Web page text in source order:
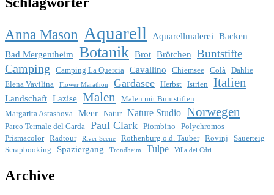
Anna Mason Aquarell Aquarellmalerei
Backen
Bad Mergentheim
Botanik Brot Brötchen Buntstifte
Camping Camping La Quercia Cavallino Chiemsee Colà
Dahlie
Elena Vavilina
Flower Marathon Gardasee Herbst Istrien Italien
Landschaft Lazise Malen
Malen mit Buntstiften
Margarita Astashova
Meer Natur Nature Studio Norwegen
Parco Termale del Garda Paul Clark Piombino
Polychromos
Prismacolor Radtour River Scene Rothenburg o.d. Tauber Rovinj
Sauerteig
Scrapbooking
Spaziergang Trondheim Tulpe Villa dei Cdri
Archive